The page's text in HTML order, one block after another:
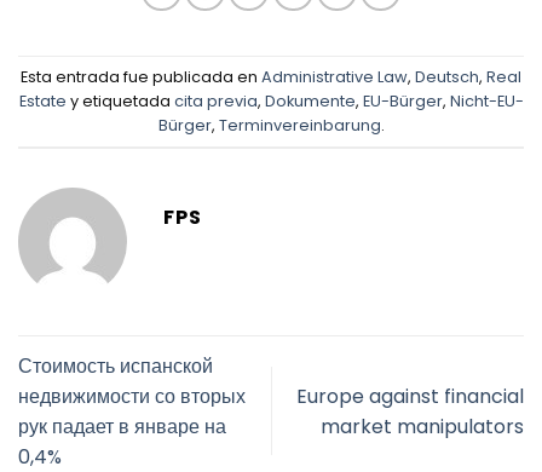
Esta entrada fue publicada en Administrative Law, Deutsch, Real
Estate y etiquetada cita previa, Dokumente, EU-Bürger, Nicht-EU-
Bürger, Terminvereinbarung.
FPS
Стоимость испанской
недвижимости со вторых
рук падает в январе на
0,4%
Europe against financial
market manipulators